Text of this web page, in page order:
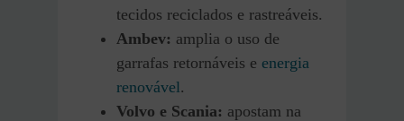
tecidos reciclados e rastreáveis.
Ambev: amplia o uso de
garrafas retornáveis e energia
renovável.
Volvo e Scania: apostam na